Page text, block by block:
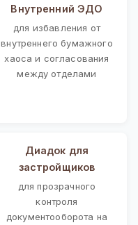
Внутренний ЭДО
для избавления от
внутреннего бумажного
хаоса и согласования
между отделами
Диадок для
застройщиков
для прозрачного
контроля
документооборота на